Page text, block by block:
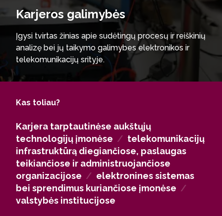
Karjeros galimybės
Įgysi tvirtas žinias apie sudėtingų procesų ir reiškinių
analizę bei jų taikymo galimybes elektronikos ir
telekomunikacijų srityje.
Galėsi dirbti įmonėse, kurios diegia ir administruoja
sistemas bei sprendimus, arba prisijungti prie
licencijavimą, priežiūrą ir kontrolę. Jei norėsi tęsti
akademinį kelią, turėsi galimybę gilinti žinias
doktorantūroje ir vykdyti mokslinius tyrimus.
Kas toliau?
Karjera tarptautinėse aukštųjų
technologijų įmonėse / telekomunikacijų
infrastruktūrą diegiančiose, paslaugas
teikiančiose ir administruojančiose
organizacijose / elektronines sistemas
bei sprendimus kuriančiose įmonėse /
valstybės institucijose